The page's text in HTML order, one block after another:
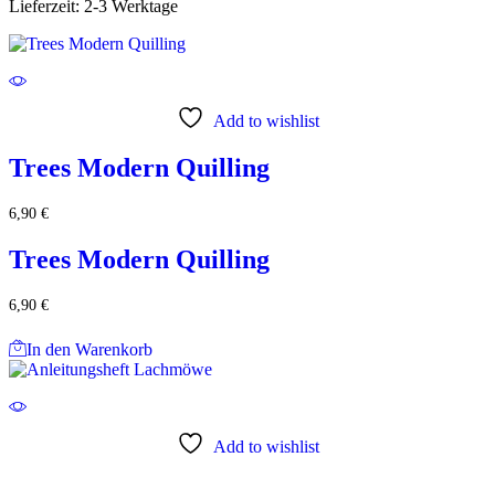
Lieferzeit: 2-3 Werktage
Add to wishlist
Trees Modern Quilling
6,90 €
Trees Modern Quilling
6,90 €
In den Warenkorb
Add to wishlist